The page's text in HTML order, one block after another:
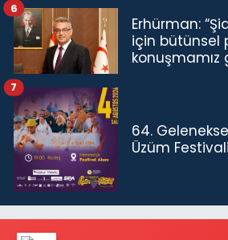
Erhürman:
için bütünsel
konuşmamız
6
64.
Üzüm
7